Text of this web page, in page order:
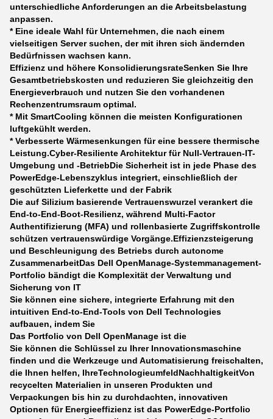
unterschiedliche Anforderungen an die Arbeitsbelastung
anpassen.
* Eine ideale Wahl für Unternehmen, die nach einem
vielseitigen Server suchen, der mit ihren sich ändernden
Bedürfnissen wachsen kann.
Effizienz und höhere KonsolidierungsrateSenken Sie Ihre
Gesamtbetriebskosten und reduzieren Sie gleichzeitig den
Energieverbrauch und nutzen Sie den vorhandenen
Rechenzentrumsraum optimal.
* Mit SmartCooling können die meisten Konfigurationen
luftgekühlt werden.
* Verbesserte Wärmesenkungen für eine bessere thermische
Leistung.Cyber-Resiliente Architektur für Null-Vertrauen-IT-
Umgebung und -BetriebDie Sicherheit ist in jede Phase des
PowerEdge-Lebenszyklus integriert, einschließlich der
geschützten Lieferkette und der Fabrik
Die auf Silizium basierende Vertrauenswurzel verankert die
End-to-End-Boot-Resilienz, während Multi-Factor
Authentifizierung (MFA) und rollenbasierte Zugriffskontrolle
schützen vertrauenswürdige Vorgänge.Effizienzsteigerung
und Beschleunigung des Betriebs durch autonome
ZusammenarbeitDas Dell OpenManage-Systemmanagement-
Portfolio bändigt die Komplexität der Verwaltung und
Sicherung von IT
Sie können eine sichere, integrierte Erfahrung mit den
intuitiven End-to-End-Tools von Dell Technologies
aufbauen, indem Sie
Das Portfolio von Dell OpenManage ist die
Sie können die Schlüssel zu Ihrer Innovationsmaschine
finden und die Werkzeuge und Automatisierung freischalten,
die Ihnen helfen, IhreTechnologieumfeldNachhaltigkeitVon
recycelten Materialien in unseren Produkten und
Verpackungen bis hin zu durchdachten, innovativen
Optionen für Energieeffizienz ist das PowerEdge-Portfolio